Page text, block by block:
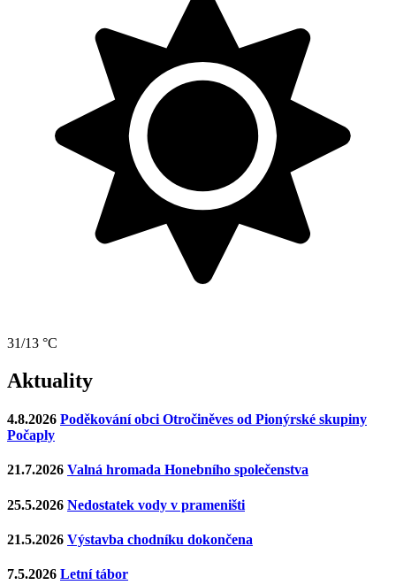
31/13 °C
Aktuality
4.8.2026 Poděkování obci Otročiněves od Pionýrské skupiny
Počaply
21.7.2026 Valná hromada Honebního společenstva
25.5.2026 Nedostatek vody v prameništi
21.5.2026 Výstavba chodníku dokončena
7.5.2026 Letní tábor